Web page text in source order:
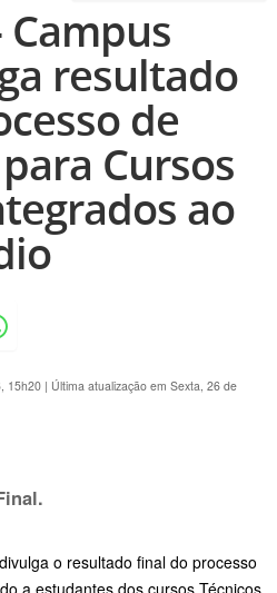
Campus
resultado
de
Cursos
ao
15h20 | Última atualização em Sexta, 26 de
o resultado final do processo
a estudantes dos cursos Técnicos